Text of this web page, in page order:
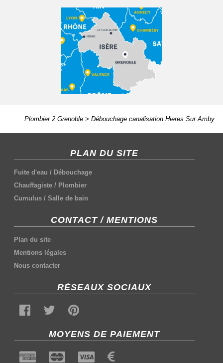
Plombier 2 Grenoble> Débouchage canalisation Hieres Sur Amby
PLAN DU SITE
Fuite d'eau / Débouchage
Chauffagiste / Plombier
Cumulus /Salle de bain
CONTACT / MENTIONS
Plan du site
Mentions légales
Nous contacter
RÉSEAUX SOCIAUX
MOYENS DE PAIEMENT